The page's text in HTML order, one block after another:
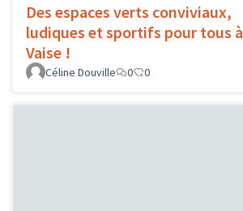
Des espaces verts conviviaux,
ludiques et sportifs pour tous à
Vaise !
Céline Douville 0 0